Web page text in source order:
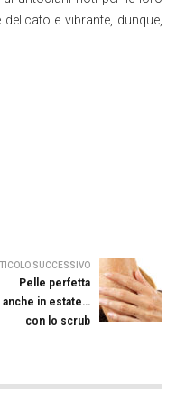
e vibrante, dunque,
SUCCESSIVO
Pelle perfetta
anche in estate…
con lo scrub